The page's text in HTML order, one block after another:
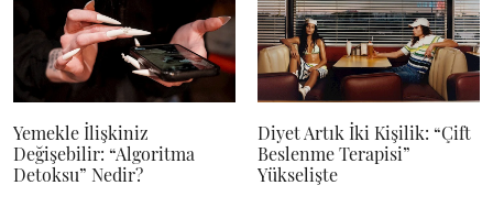
Yemekle İlişkiniz
Değişebilir: “Algoritma
Detoksu” Nedir?
Diyet Artık İki Kişilik: “Çift
Beslenme Terapisi”
Yükselişte